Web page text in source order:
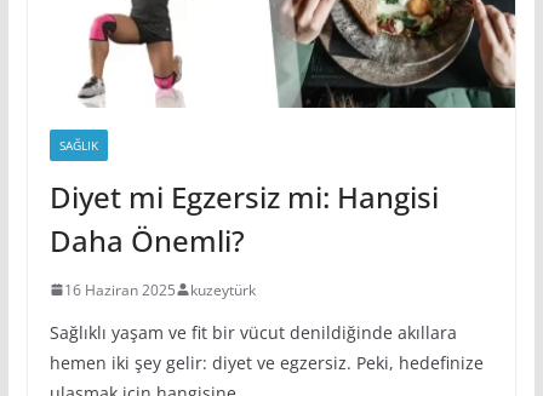
SAĞLIK
Diyet mi Egzersiz mi: Hangisi
Daha Önemli?
16 Haziran 2025 kuzeytürk
Sağlıklı yaşam ve fit bir vücut denildiğinde akıllara
hemen iki şey gelir: diyet ve egzersiz. Peki, hedefinize